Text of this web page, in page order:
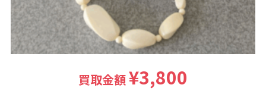
買取金額¥3,800